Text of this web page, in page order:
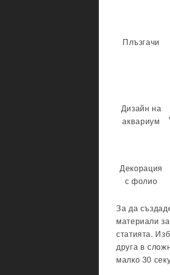
Плъзгачи
Дизайн на
аквариум
Декорация
с фолио
За да
материали
статията.
друга в
малко 30